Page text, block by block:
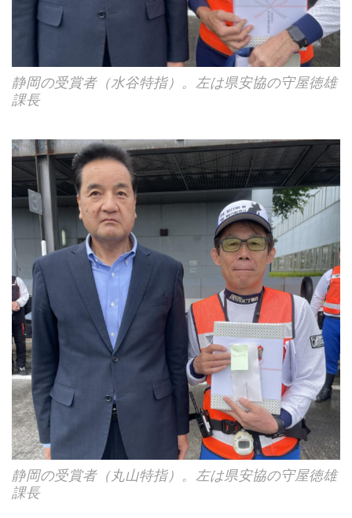
静岡の受賞者（水谷特指）。左は県安協の守屋徳雄
課長
静岡の受賞者（丸山特指）。左は県安協の守屋徳雄
課長